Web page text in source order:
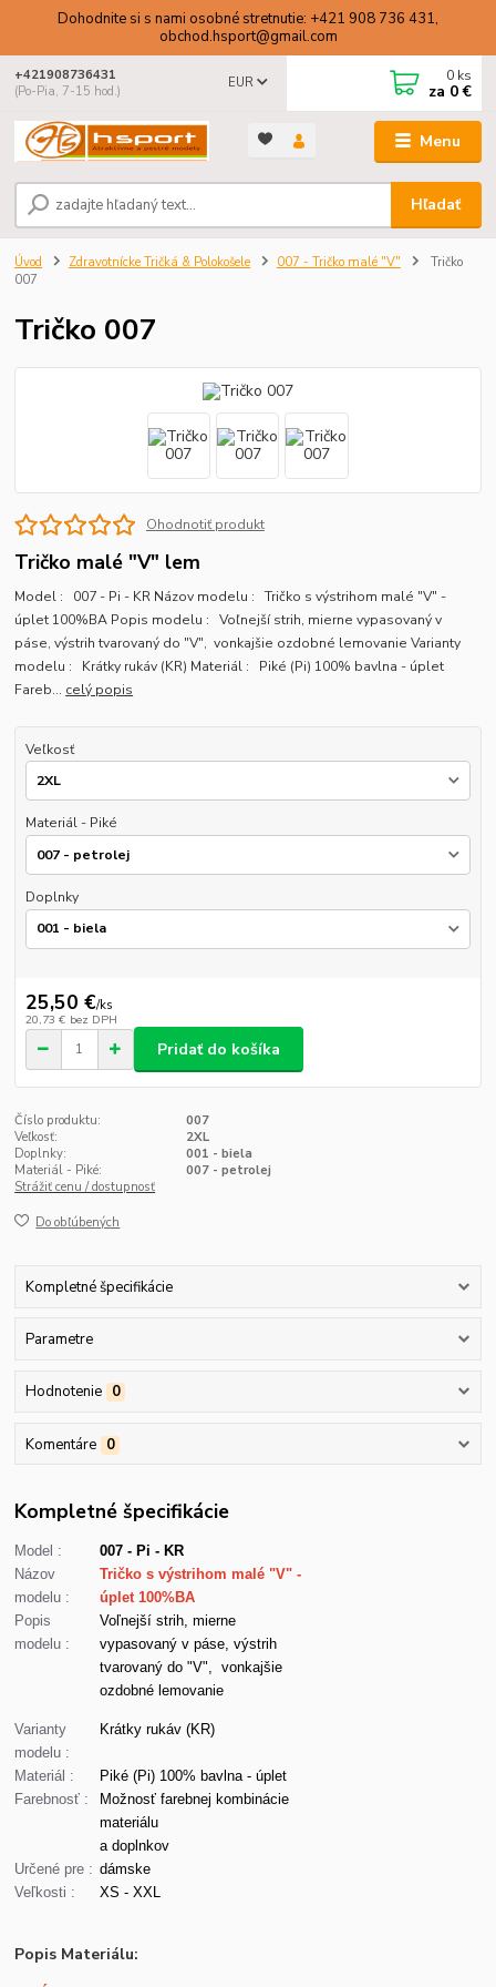
Dohodnite si s nami osobné stretnutie: +421 908 736 431,
obchod.hsport@gmail.com
Menu
EUR
Hľadať
+421908736431
(Po-Pia, 7-15 hod.)
0 ks
za 0 €
Úvod Zdravotnícke Tričká & Polokošele 007 - Tričko malé "V"
Tričko
007
Tričko 007
Ohodnotiť produkt
Tričko malé "V" lem
Model : 007 - Pi - KR Názov modelu : Tričko s výstrihom malé "V" -
úplet 100%BA Popis modelu : Voľnejší strih, mierne vypasovaný v
páse, výstrih tvarovaný do "V", vonkajšie ozdobné lemovanie Varianty
modelu : Krátky rukáv (KR) Materiál : Piké (Pi) 100% bavlna - úplet
Fareb... celý popis
Veľkosť
Materiál - Piké
Doplnky
25,50 €/ks
20,73 € bez DPH
Pridať do košíka
Číslo produktu:
007
Veľkosť:
2XL
Doplnky:
001 - biela
Materiál - Piké:
007 - petrolej
Strážiť cenu / dostupnosť
Do obľúbených
Kompletné špecifikácie
Parametre
Hodnotenie 0
Komentáre 0
Kompletné špecifikácie
Model :
007 - Pi - KR
Názov
modelu :
Tričko s výstrihom malé "V" -
úplet 100%BA
Popis
modelu :
Voľnejší strih, mierne
vypasovaný v páse, výstrih
tvarovaný do "V", vonkajšie
ozdobné lemovanie
Varianty
modelu :
Krátky rukáv (KR)
Materiál :
Piké (Pi) 100% bavlna - úplet
Farebnosť :
Možnosť farebnej kombinácie
materiálu
a doplnkov
Určené pre : dámske
Veľkosti :
XS - XXL
Popis Materiálu: